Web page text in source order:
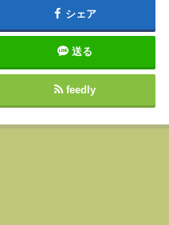
シェア
送る
feedly